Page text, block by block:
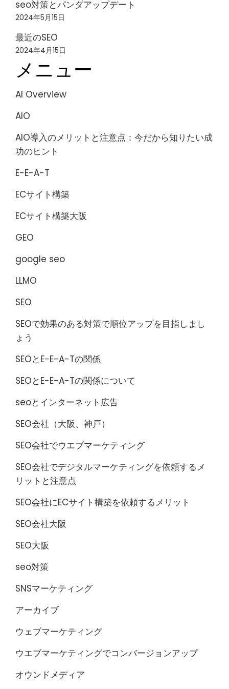
seo対策とパンダアップデート
2024年5月15日
最近のSEO
2024年4月15日
メニュー
AI Overview
AIO
AIO導入のメリットと注意点：今だから知りたい成
功のヒント
E-E-A-T
ECサイト構築
ECサイト構築大阪
GEO
google seo
LLMO
SEO
SEOで効果のある対策で順位アップを目指しまし
ょう
SEOとE-E-A-Tの関係
SEOとE-E-A-Tの関係について
seoとインターネット広告
SEO会社（大阪、神戸）
SEO会社でウエブマーケティング
SEO会社でデジタルマーケティングを依頼するメ
リットと注意点
SEO会社にECサイト構築を依頼するメリット
SEO会社大阪
SEO大阪
seo対策
SNSマーケティング
アーカイブ
ウェブマーケティング
ウエブマーケティングでコンバージョンアップ
オウンドメディア